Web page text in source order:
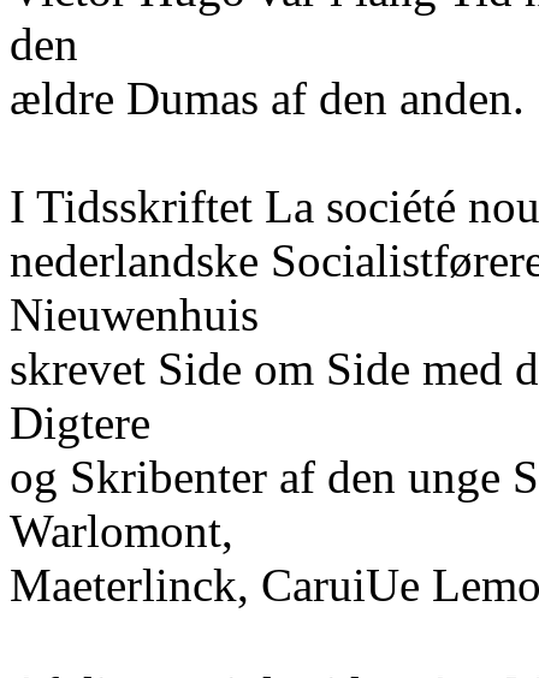
den
ældre Dumas af den anden.
I Tidsskriftet La société
nederlandske
Nieuwenhuis
skrevet Side om Side med
Digtere
og Skribenter af den unge
Warlomont,
Maeterlinck, CaruiUe